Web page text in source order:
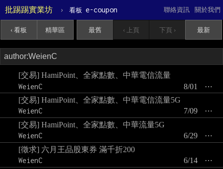
批踢踢實業坊 › 看板 e-coupon 關於我們
聯絡資訊
‹ 看板 精華區 最舊 ‹ 上頁 下頁 › 最新
[交易] HamiPoint、全家點數、中華電信流量
WeienC
⋯
8/01
[交易] HamiPoint、全家點數、中華電信流量5G
WeienC
⋯
7/09
[交易] HamiPoint、全家點數、中華流量5G
WeienC
⋯
6/29
[徵求] 六月王品股東券 滿千折200
WeienC
⋯
6/14